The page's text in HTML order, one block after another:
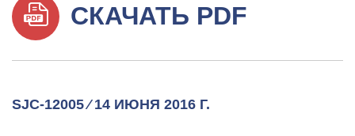
СКАЧАТЬ PDF
SJC-12005 ⁄ 14 ИЮНЯ 2016 Г.